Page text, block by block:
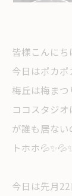
皆様こんにち
今日はポカ
梅丘は梅ま
ココスタジ
が誰も居な
トホホ
今日は先月